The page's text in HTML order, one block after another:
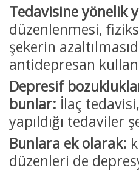
Tedavisine yönelik
düzenlenmesi,
şekerin
antidepresan
Depresif
bunlar: İlaç
yapıldığı tedaviler
Bunlara ek olarak:
düzenleri de